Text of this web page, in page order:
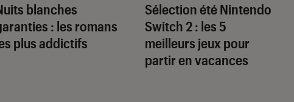
blanches
: les romans
plus addictifs
Sélection été Nintendo
Switch 2 : les 5
meilleurs jeux pour
partir en vacances